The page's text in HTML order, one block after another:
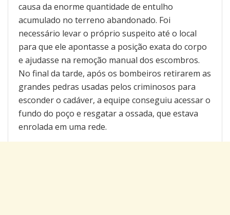
causa da enorme quantidade de entulho
acumulado no terreno abandonado. Foi
necessário levar o próprio suspeito até o local
para que ele apontasse a posição exata do corpo
e ajudasse na remoção manual dos escombros.
No final da tarde, após os bombeiros retirarem as
grandes pedras usadas pelos criminosos para
esconder o cadáver, a equipe conseguiu acessar o
fundo do poço e resgatar a ossada, que estava
enrolada em uma rede.